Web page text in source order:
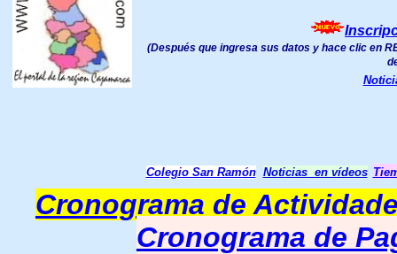
(Después que ingresa sus datos y hace clic en
Colegio San Ramón Noticias en vídeos
Cronograma de
Cronograma de